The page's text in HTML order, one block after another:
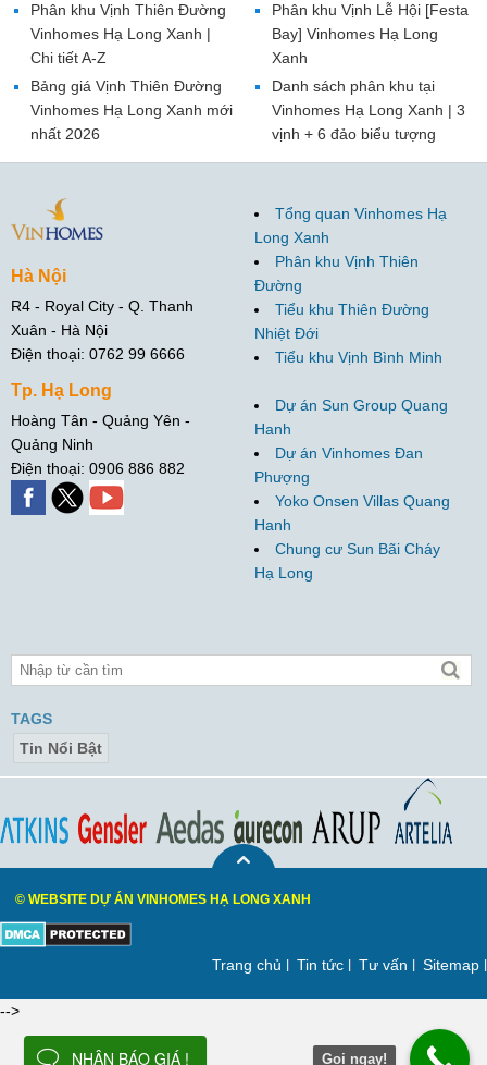
Phân khu Vịnh Lễ Hội [Festa
Bay] Vinhomes Hạ Long
Xanh
Danh sách phân khu tại
Vinhomes Hạ Long Xanh | 3
vịnh + 6 đảo biểu tượng
Phân khu Vịnh Thiên Đường
Vinhomes Hạ Long Xanh |
Chi tiết A-Z
Bảng giá Vịnh Thiên Đường
Vinhomes Hạ Long Xanh mới
nhất 2026
Hà Nội
R4 - Royal City - Q. Thanh
Xuân - Hà Nội
Điện thoại: 0762 99 6666
Tp. Hạ Long
Hoàng Tân - Quảng Yên -
Quảng Ninh
Điện thoại: 0906 886 882
Tổng quan Vinhomes Hạ
Long Xanh
Phân khu Vịnh Thiên
Đường
Tiểu khu Thiên Đường
Nhiệt Đới
Tiểu khu Vịnh Bình Minh
Dự án Sun Group Quang
Hanh
Dự án Vinhomes Đan
Phượng
Yoko Onsen Villas Quang
Hanh
Chung cư Sun Bãi Cháy
Hạ Long
TAGS
Tin Nổi Bật
© WEBSITE DỰ ÁN VINHOMES HẠ LONG XANH
Trang chủ Tin tức Tư vấn Sitemap
-->
Gọi ngay!
NHẬN BÁO GIÁ !